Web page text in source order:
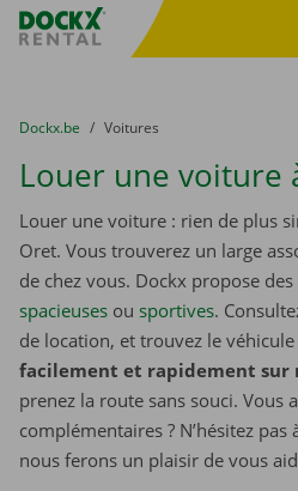
sitename
You are here:
du
Dockx.be to
Voitures
Louer une voiture
Louer une voiture : rien de plus
Oret. Vous trouverez un large
de chez vous. Dockx propose des
spacieuses ou sportives.
de location, et trouvez le véhicule
facilement et rapidement
prenez la route sans souci. Vous
complémentaires ? N’hésitez pas
nous ferons un plaisir de vous